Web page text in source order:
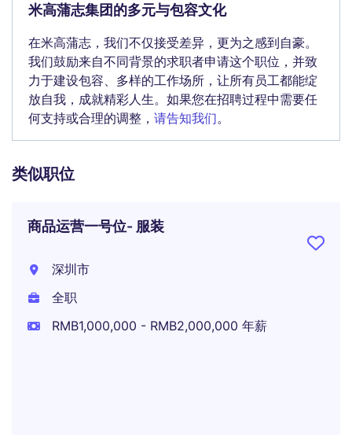
米高蒲志集团的多元与包容文化
在米高蒲志，我们不仅接受差异，更为之感到自豪。
我们鼓励来自不同背景的求职者申请这个职位，并致
力于建设包容、多样的工作场所，让所有员工都能绽
放自我，成就精彩人生。如果您在招聘过程中需要任
何支持或合理的调整， 请告知我们。
类似职位
商品运营一号位- 服装
深圳市
全职
RMB1,000,000 - RMB2,000,000 年薪